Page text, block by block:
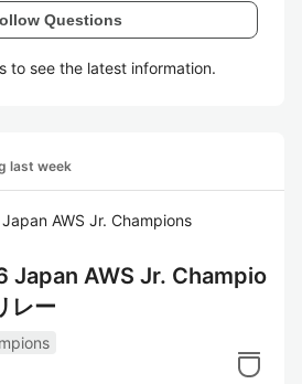
Questions
to see the latest information.
last week
Japan AWS Jr. Champions
Japan AWS Jr. Champio
レー